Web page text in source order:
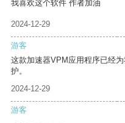
我喜欢这个软件 作者加油
2024-12-29
游客
这款加速器VPM应用程序已经
护。
2024-12-29
游客